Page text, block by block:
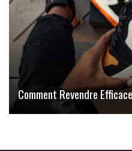
Comment Revendre